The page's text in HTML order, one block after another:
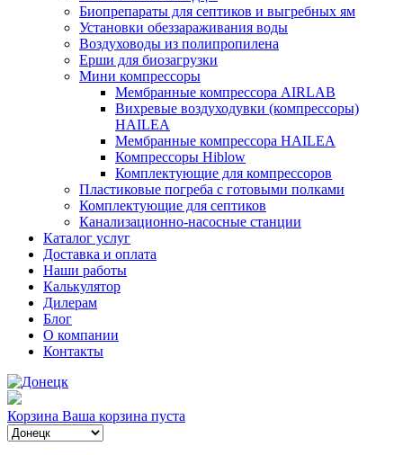
Биопрепараты для септиков и выгребных ям
Установки обеззараживания воды
Воздуховоды из полипропилена
Ерши для биозагрузки
Мини компрессоры
Мембранные компрессора AIRLAB
Вихревые воздуходувки (компрессоры)
HAILEA
Мембранные компрессора HAILEA
Компрессоры Hiblow
Комплектующие для компрессоров
Пластиковые погреба с готовыми полками
Комплектующие для септиков
Канализационно-насосные станции
Каталог услуг
Доставка и оплата
Наши работы
Калькулятор
Дилерам
Блог
О компании
Контакты
Корзина Ваша корзина пуста